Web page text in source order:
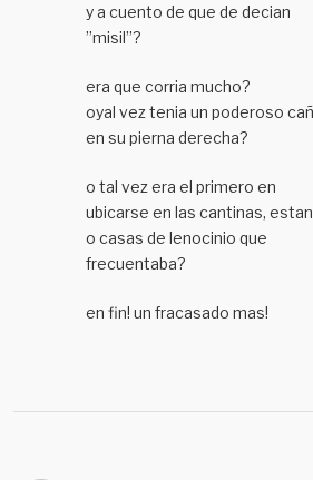
y a cuento de que de decian
’’misil’’?
era que corria mucho?
oyal vez tenia un poderoso
en su pierna derecha?
o tal vez era el primero en
ubicarse en las cantinas,
o casas de lenocinio que
frecuentaba?
en fin! un fracasado mas!